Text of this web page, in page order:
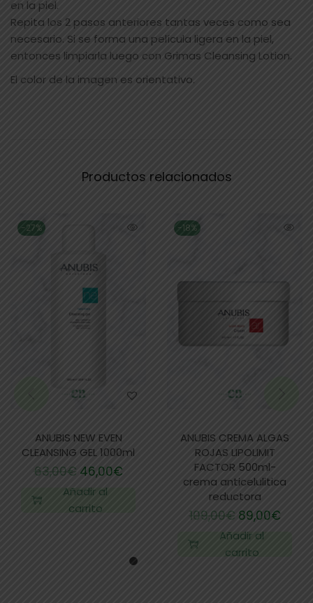
en la piel.
Repita los 2 pasos anteriores tantas veces como sea
necesario. Si se forma una película ligera en la piel,
entonces limpiarla luego con Grimas Cleansing Lotion.
El color de la imagen es orientativo.
Productos relacionados
-27%
ANUBIS NEW EVEN
CLEANSING GEL 1000ml
63,00€ 46,00€
Añadir al
carrito
-18%
ANUBIS CREMA ALGAS
ROJAS LIPOLIMIT
FACTOR 500ml-
crema anticelulitica
reductora
109,00€ 89,00€
Añadir al
carrito